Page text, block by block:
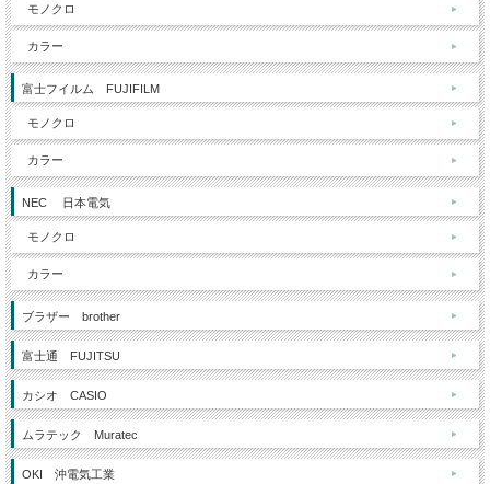
モノクロ
カラー
富士フイルム FUJIFILM
モノクロ
カラー
NEC 日本電気
モノクロ
カラー
ブラザー brother
富士通 FUJITSU
カシオ CASIO
ムラテック Muratec
OKI 沖電気工業